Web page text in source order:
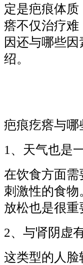
定是疤痕体
瘩不仅治疗
因还与哪些
绍。
疤痕疙瘩与哪
1、天气也是
在饮食方面
刺激性的食
放松也是很重
2、与肾阴虚
这类型的人